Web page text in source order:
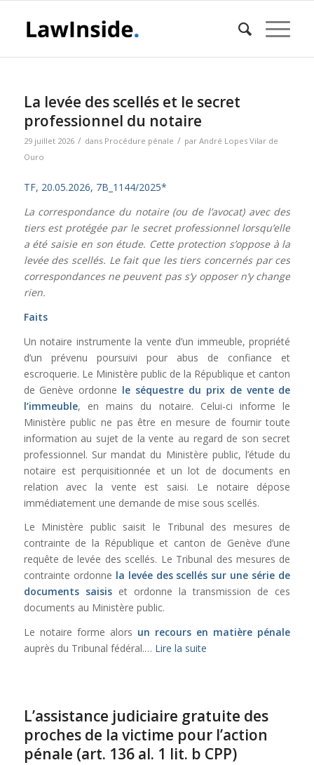
La levée des scellés et le secret
professionnel du notaire
29 juillet 2026 / dans Procédure pénale / par André Lopes Vilar de
Ouro
TF, 20.05.2026, 7B_1144/2025*
La correspondance du notaire (ou de l’avocat) avec des
tiers est protégée par le secret professionnel lorsqu’elle
a été saisie en son étude. Cette protection s’oppose à la
levée des scellés. Le fait que les tiers concernés par ces
correspondances ne peuvent pas s’y opposer n’y change
rien.
Faits
Un notaire instrumente la vente d’un immeuble, propriété
d’un prévenu poursuivi pour abus de confiance et
escroquerie. Le Ministère public de la République et canton
de Genève ordonne le séquestre du prix de vente de
l’immeuble, en mains du notaire. Celui-ci informe le
Ministère public ne pas être en mesure de fournir toute
information au sujet de la vente au regard de son secret
professionnel. Sur mandat du Ministère public, l’étude du
notaire est perquisitionnée et un lot de documents en
relation avec la vente est saisi. Le notaire dépose
immédiatement une demande de mise sous scellés.
Le Ministère public saisit le Tribunal des mesures de
contrainte de la République et canton de Genève d’une
requête de levée des scellés. Le Tribunal des mesures de
contrainte ordonne la levée des scellés sur une série de
documents saisiset ordonne la transmission de ces
documents au Ministère public.
Le notaire forme alors un recours en matière pénale
auprès du Tribunal fédéral.… Lire la suite
L’assistance judiciaire gratuite des
proches de la victime pour l’action
pénale (art. 136 al. 1 lit. b CPP)